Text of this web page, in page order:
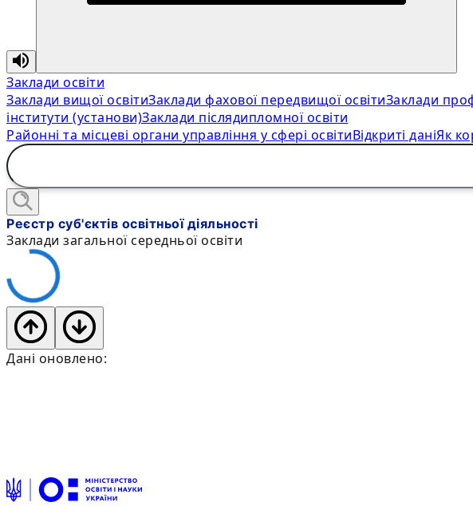
Заклади освіти
Заклади вищої освітиЗаклади фахової передвищої освітиЗаклади
інститути (установи)Заклади післядипломної освіти
Районні та місцеві органи управління у сфері освітиВідкриті даніЯк
Реєстр суб'єктів освітньої діяльності
Заклади загальної середньої освіти
Дані оновлено: